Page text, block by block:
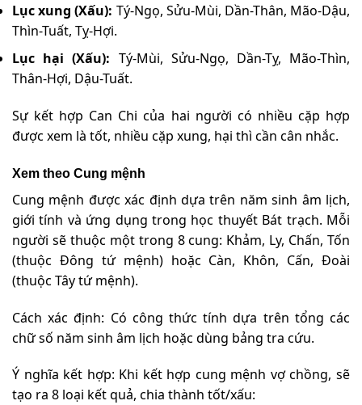
Lục xung (Xấu): Tý-Ngọ, Sửu-Mùi, Dần-Thân, Mão-Dậu,
Thìn-Tuất, Tỵ-Hợi.
Lục hại (Xấu): Tý-Mùi, Sửu-Ngọ, Dần-Tỵ, Mão-Thìn,
Thân-Hợi, Dậu-Tuất.
Sự kết hợp Can Chi của hai người có nhiều cặp hợp
được xem là tốt, nhiều cặp xung, hại thì cần cân nhắc.
Xem theo Cung mệnh
Cung mệnh được xác định dựa trên năm sinh âm lịch,
giới tính và ứng dụng trong học thuyết Bát trạch. Mỗi
người sẽ thuộc một trong 8 cung: Khảm, Ly, Chấn, Tốn
(thuộc Đông tứ mệnh) hoặc Càn, Khôn, Cấn, Đoài
(thuộc Tây tứ mệnh).
Cách xác định: Có công thức tính dựa trên tổng các
chữ số năm sinh âm lịch hoặc dùng bảng tra cứu.
Ý nghĩa kết hợp: Khi kết hợp cung mệnh vợ chồng, sẽ
tạo ra 8 loại kết quả, chia thành tốt/xấu: